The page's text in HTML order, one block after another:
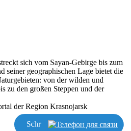
sich vom Sayan-Gebirge bis zum
seiner geographischen Lage bietet die
von der wilden und
zu den großen Steppen und der
der Region Krasnojarsk
Schreiben